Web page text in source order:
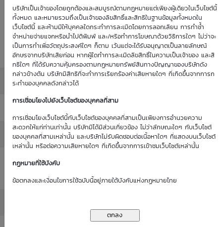
บริษัทเป็นเจ้าของโดยถูกต้องและสมบูรณ์ตามกฏหมายแต่เพียงผู้เดียวในเว็บไซต์นี้
ทั้งหมด และหมายรวมถึงเป็นเจ้าของลิขสิทธิ์และสิทธิในฐานข้อมูลทั้งหมดใน
เว็บไซต์นี้ และห้ามมิให้บุคคลใดกระทำการละเมิดโดยการลอกเลียน การทำซ้ำ
จำหน่ายจ่ายแจกหรือนำไปตีพิมพ์ และ/หรือทำการโฆษณาด้วยวิธีการใดๆ ไม่ว่าจะ
เป็นการทำเพื่อวัตถุประสงค์ใดๆ ก็ตาม เว้นแต่จะได้รับอนุญาตเป็นลายลักษณ์
อักษรจากบริษัทเสียก่อน หากผู้ใดทำการละเมิดลิขสิทธิ์ในความเป็นเจ้าของ และสิ
ทธิใดๆ ที่ได้รับความคุ้มครองตามกฏหมายทรัพย์สินทางปัญญาของบริษัทดัง
กล่าวข้างต้น บริษัทมีสิทธิที่จะทำการเรียกร้องค่าเสียหายใดๆ ที่เกิดขึ้นจากการก
ระทำของบุคคลดังกล่าวได้
การเชื่อมโยงไปยังเว็บไซต์ของบุคคลที่สาม
การเชื่อมโยงเว็บไซต์นี้กับเว็บไซต์ของบุคคลที่สามเป็นเพียงการอำนวยความ
สะดวกให้แก่ท่านเท่านั้น บริษัทมิได้มีส่วนเกี่ยวข้อง ไม่ว่าลักษณะใดๆ กับเว็บไซต์
ของบุคคลที่สามเหล่านั้น และบริษัทไม่รับผิดชอบต่อเนื้อหาใดๆ ที่แสดงบนเว็บไซต์
เหล่านั้น หรือต่อความเสียหายใดๆ ที่เกิดขึ้นจากการเข้าชมเว็บไซต์เหล่านั้น
กฏหมายที่ใช้บังคับ
ข้อตกลงและเงื่อนไขการใช้ฉบับนี้อยู่ภายใต้บังคับแห่งกฏหมายไทย
Historical
Volatility
: 0.00%(as of 1
Jan 70)
:
0.00%
(as of 1
Jan 70)
Moneyness
: ATM / 0.00%
Delta
: 0.00%
All in Premium
: 0.00%
Intrinsic Value
(THB)